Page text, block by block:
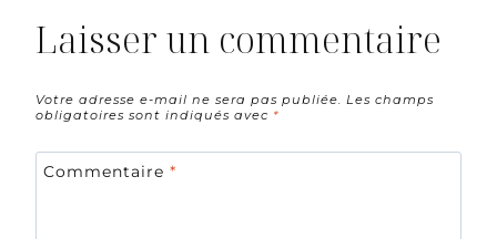
Laisser un commentaire
Votre adresse e-mail ne sera pas publiée.
Les champs
obligatoires sont indiqués avec *
Commentaire *